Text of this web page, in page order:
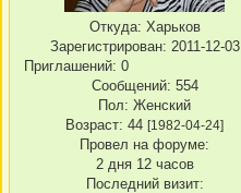
Откуда: Харьков
Зарегистрирован: 2011-12-03
Приглашений: 0
Сообщений: 554
Пол: Женский
Возраст: 44 [1982-04-24]
Провел на форуме:
2 дня 12 часов
Последний визит: